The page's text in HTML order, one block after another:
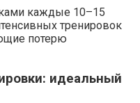
каждые 10–15
тренировок
потерю
идеальный